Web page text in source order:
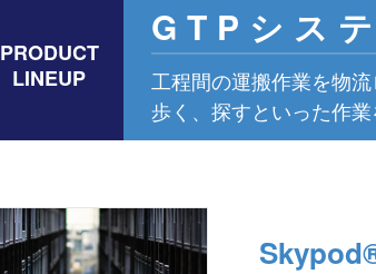
PRODUCT
LINEUP
GTPシス
工程間の運搬作業を物流
歩く、探すといった作業